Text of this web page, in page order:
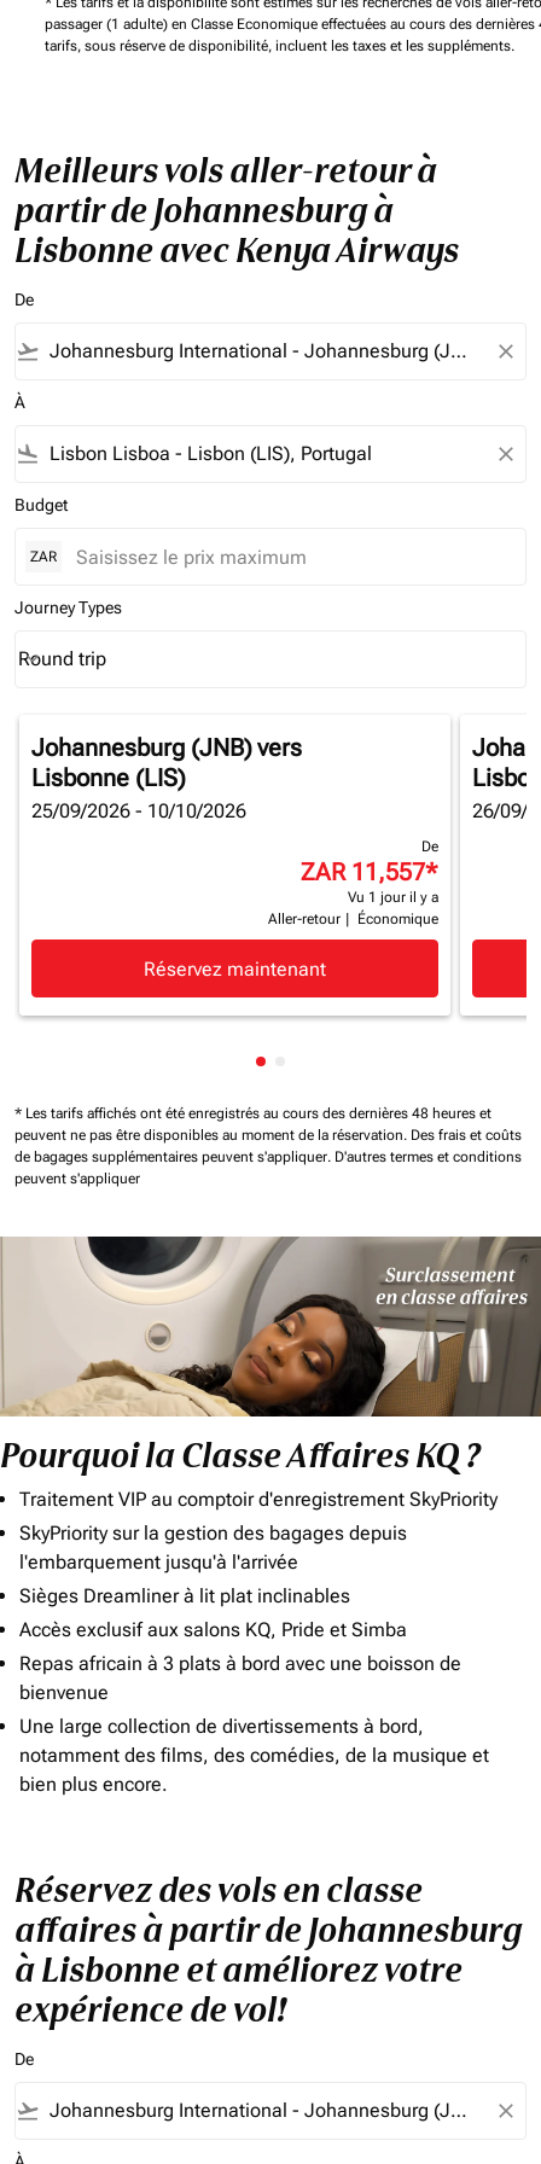
passager (1 adulte) en Classe Economique effectuées au cours des dernières
tarifs, sous réserve de disponibilité, incluent les taxes et les suppléments.
Meilleurs vols aller-retour à
partir de Johannesburg à
Lisbonne avec Kenya Airways
De
flight_takeoff close
À
flight_land close
Budget
ZAR
Journey Types
Journey Types option Round trip Selected
Round trip
keyboard_arrow_down
Johannesburg (JNB)vers
Lisbonne (LIS)
25/09/2026 - 10/10/2026
De
ZAR 11,557*
Vu 1 jour il y a
Aller-retour
Économique
Réservez maintenant
26/09/
Affichage de cmp-pagination-
* Les tarifs affichés ont été enregistrés au cours des dernières 48 heures et
peuvent ne pas être disponibles au moment de la réservation. Des frais et coûts
de bagages supplémentaires peuvent s'appliquer. D'autres termes et conditions
peuvent s'appliquer
Pourquoi la Classe Affaires KQ ?
Traitement VIP au comptoir d'enregistrement SkyPriority
SkyPriority sur la gestion des bagages depuis
l'embarquement jusqu'à l'arrivée
Sièges Dreamliner à lit plat inclinables
Accès exclusif aux salons KQ, Pride et Simba
Repas africain à 3 plats à bord avec une boisson de
bienvenue
Une large collection de divertissements à bord,
notamment des films, des comédies, de la musique et
bien plus encore.
Réservez des vols en classe
affaires à partir de Johannesburg
à Lisbonne et améliorez votre
expérience de vol!
De
flight_takeoff close